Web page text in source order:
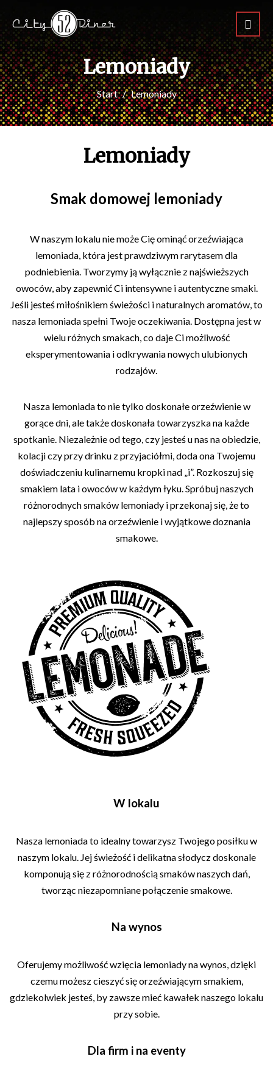
Lemoniady
Start Lemoniady
Lemoniady
Smak domowej lemoniady
W naszym lokalu nie może Cię ominąć orzeźwiająca
lemoniada, która jest prawdziwym rarytasem dla
podniebienia. Tworzymy ją wyłącznie z najświeższych
owoców, aby zapewnić Ci intensywne i autentyczne smaki.
Jeśli jesteś miłośnikiem świeżości i naturalnych aromatów, to
nasza lemoniada spełni Twoje oczekiwania. Dostępna jest w
wielu różnych smakach, co daje Ci możliwość
eksperymentowania i odkrywania nowych ulubionych
rodzajów.
Nasza lemoniada to nie tylko doskonałe orzeźwienie w
gorące dni, ale także doskonała towarzyszka na każde
spotkanie. Niezależnie od tego, czy jesteś u nas na obiedzie,
kolacji czy przy drinku z przyjaciółmi, doda ona Twojemu
doświadczeniu kulinarnemu kropki nad „i”. Rozkoszuj się
smakiem lata i owoców w każdym łyku. Spróbuj naszych
różnorodnych smaków lemoniady i przekonaj się, że to
najlepszy sposób na orzeźwienie i wyjątkowe doznania
smakowe.
W lokalu
Nasza lemoniada to idealny towarzysz Twojego posiłku w
naszym lokalu. Jej świeżość i delikatna słodycz doskonale
komponują się z różnorodnością smaków naszych dań,
tworząc niezapomniane połączenie smakowe.
Na wynos
Oferujemy możliwość wzięcia lemoniady na wynos, dzięki
czemu możesz cieszyć się orzeźwiającym smakiem,
gdziekolwiek jesteś, by zawsze mieć kawałek naszego lokalu
przy sobie.
Dla firm i na eventy